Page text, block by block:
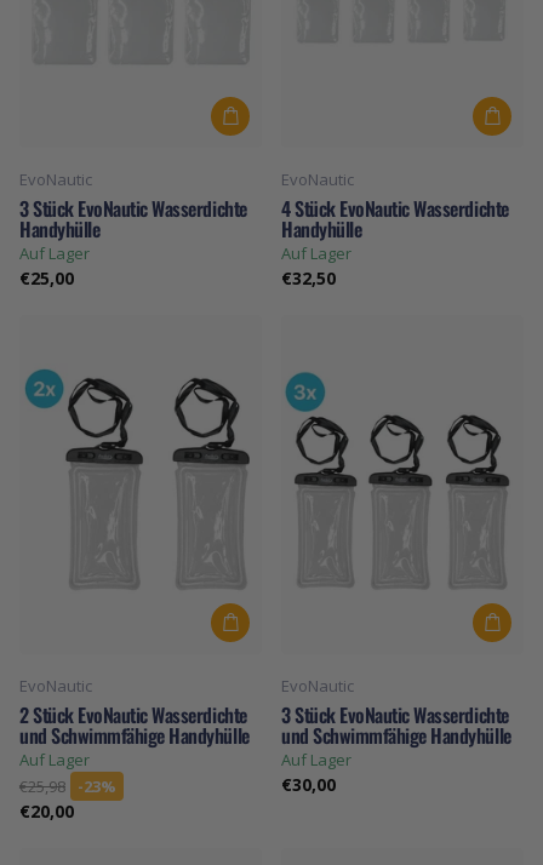
EvoNautic
3 Stück EvoNautic Wasserdichte
Handyhülle
Auf Lager
€25,00
EvoNautic
4 Stück EvoNautic Wasserdichte
Handyhülle
Auf Lager
€32,50
EvoNautic
2 Stück EvoNautic Wasserdichte
und Schwimmfähige Handyhülle
Auf Lager
€25,98
-23%
€20,00
EvoNautic
3 Stück EvoNautic Wasserdichte
und Schwimmfähige Handyhülle
Auf Lager
€30,00